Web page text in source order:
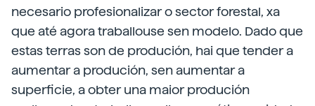
necesario profesionalizar o sector forestal, xa
que até agora traballouse sen modelo. Dado que
estas terras son de produción, hai que tender a
aumentar a produción, sen aumentar a
superficie, a obter una maior produción